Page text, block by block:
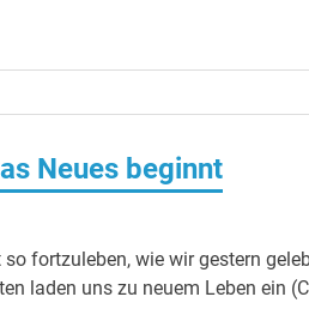
Neues beginnt
fortzuleben, wie wir gestern
laden uns zu neuem Leben ein